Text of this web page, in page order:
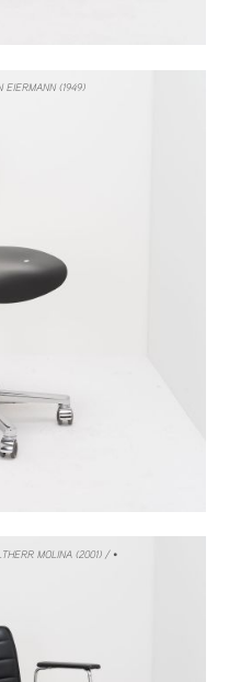
EIERMANN (1949)
MOLINA (2001)/ •